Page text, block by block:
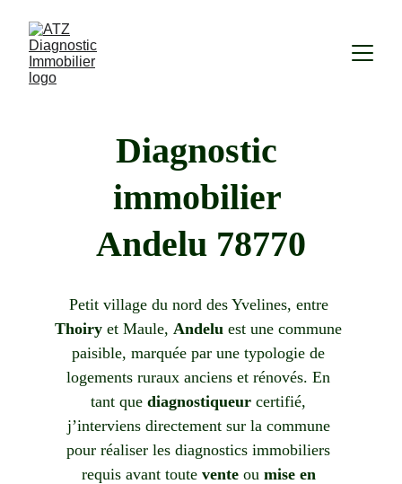
Diagnostic
immobilier
Andelu 78770
Petit village du nord des Yvelines, entre
Thoiry et Maule, Andelu est une commune
paisible, marquée par une typologie de
logements ruraux anciens et rénovés. En
tant que diagnostiqueur certifié,
j’interviens directement sur la commune
pour réaliser les diagnostics immobiliers
requis avant toute vente ou mise en